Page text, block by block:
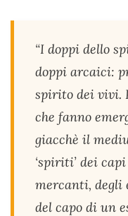
“I doppi dello
doppi arcaici:
spirito dei vivi.
che fanno
giacchè il
‘spiriti’ dei
mercanti,
del capo di un